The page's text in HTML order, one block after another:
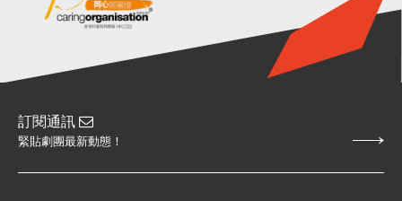
訂閱通訊
緊貼劇團最新動態！